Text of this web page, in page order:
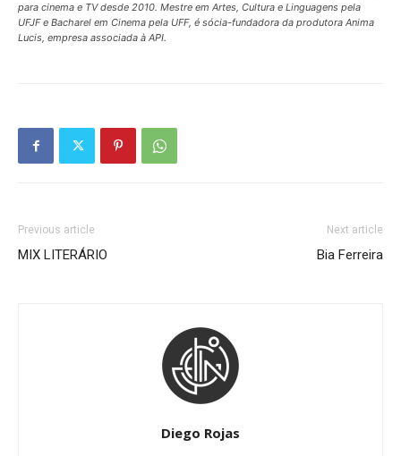
para cinema e TV desde 2010. Mestre em Artes, Cultura e Linguagens pela
UFJF e Bacharel em Cinema pela UFF, é sócia-fundadora da produtora Anima
Lucis, empresa associada à API.
Previous article
MIX LITERÁRIO
Next article
Bia Ferreira
Diego Rojas